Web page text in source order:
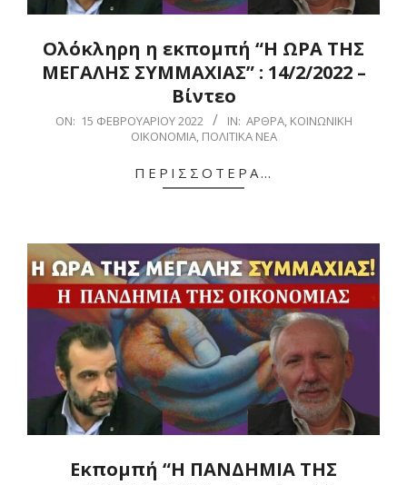
Ολόκληρη η εκπομπή “Η ΩΡΑ ΤΗΣ
ΜΕΓΑΛΗΣ ΣΥΜΜΑΧΙΑΣ” : 14/2/2022 –
Βίντεο
2022-ON: 15 ΦΕΒΡΟΥΑΡΊΟΥ 2022 IN: ΆΡΘΡΑ, ΚΟΙΝΩΝΙΚΉ
ΟΙΚΟΝΟΜΊΑ, ΠΟΛΙΤΙΚΆ ΝΈΑ
ΠΕΡΙΣΣΌΤΕΡΑ…
Εκπομπή “Η ΠΑΝΔΗΜΙΑ ΤΗΣ